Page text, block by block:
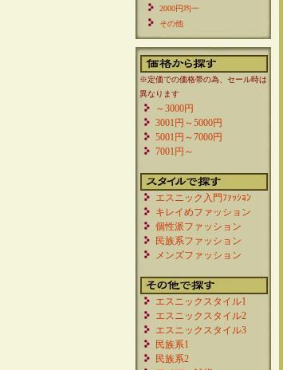
2000円均一
その他
※定価での価格帯の為、セール時は
異なります
～3000円
3001円～5000円
5001円～7000円
7001円～
エスニック入門ﾌｧｯｼｮﾝ
キレイめファッション
個性派ファッション
民族系ファッション
メンズファッション
エスニックスタイル1
エスニックスタイル2
エスニックスタイル3
民族系1
民族系2